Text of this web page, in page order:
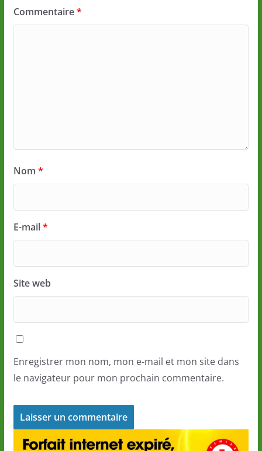
Commentaire*
Nom *
E-mail*
Site web
Enregistrer mon nom, mon e-mail et mon site dans
le navigateur pour mon prochain commentaire.